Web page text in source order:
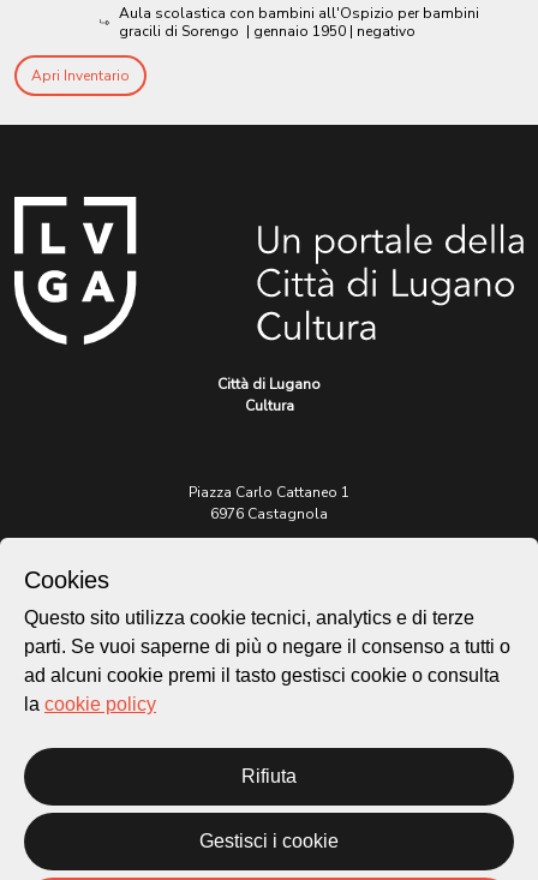
Aula scolastica con bambini all'Ospizio per bambini
gracili di Sorengo | gennaio 1950 | negativo
Apri Inventario
Città di Lugano
Cultura
Piazza Carlo Cattaneo 1
6976 Castagnola
Per informazioni:
patrimonio@lugano.ch
t. +41 58 866 68 50
Cookie policy
Credits
Homepage
Cookies
Questo sito utilizza cookie tecnici, analytics e di terze
parti. Se vuoi saperne di più o negare il consenso a tutti o
ad alcuni cookie premi il tasto gestisci cookie o consulta
la cookie policy
Rifiuta
Gestisci i cookie